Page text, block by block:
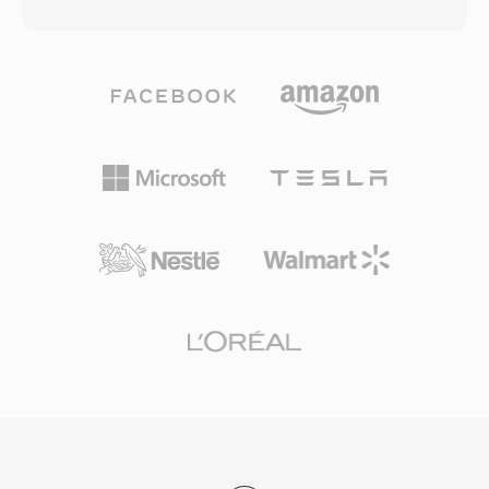
olarak MPEG-2 video, H.264 veya
HEVC&#039;yı AAC, AC-3 veya MPEG ses ile
standartları ile HTTP Live Streaming (HLS)
kullanılarak dünya çapında dijital televizyon
dağıtımının omurgasıdır. Dayanıklılık,
TS&#039;yı canlı yayın zincirleri ve dosya
bir i̇kili formatta bir arada barındırır.
başına kadar süren altın çağında SWF;
animasyonlu web siteleri, banner reklamlar,
etkileşimli multimedya deneyimleri dahil geniş
küçük dosya boyutlarında akıcı animasyonlar ve